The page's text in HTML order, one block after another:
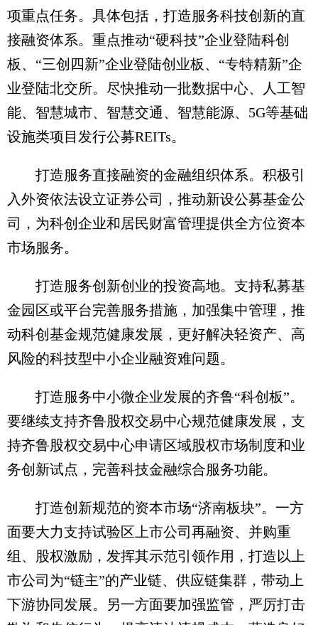
项重点任务。具体包括，打造服务科技创新的直
接融资体系。重点推动“硬科技”企业登陆科创
板、“三创四新”企业登陆创业板、“专特精新”企
业登陆北交所。尽快推动一批数据中心、人工智
能、智慧城市、智慧交通、智慧能源、5G等基础
设施类项目发行公募REITs。
打造服务直接融资的金融组织体系。积极引
入外资依法设立证券公司，推动新设公募基金公
司，为科创企业和居民财富管理提供全方位资本
市场服务。
打造服务创新创业的投资高地。支持私募基
金园区或平台完善服务措施，加强集中管理，推
动科创基金规范健康发展，更好解决轻资产、高
风险的科技型中小企业融资难问题。
打造服务中小微企业发展的齐鲁“科创板”。
要继续支持齐鲁股权交易中心规范健康发展，支
持齐鲁股权交易中心申请区域股权市场制度和业
务创新试点，完善科技金融综合服务功能。
打造创新规范的资本市场“济南板块”。一方
面要大力支持试验区上市公司再融资、并购重
组、股权激励，发挥其示范引领作用，打造以上
市公司为“链主”的产业链、供应链集群，带动上
下游协同发展。另一方面要加强监管，严厉打击